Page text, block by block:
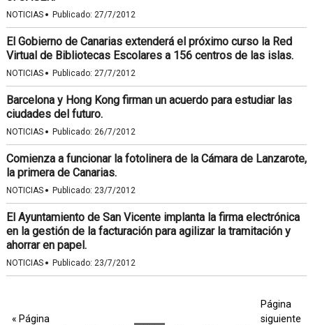
NOTICIAS · Publicado: 27/7/2012
El Gobierno de Canarias extenderá el próximo curso la Red
Virtual de Bibliotecas Escolares a 156 centros de las islas.
NOTICIAS · Publicado: 27/7/2012
Barcelona y Hong Kong firman un acuerdo para estudiar las
ciudades del futuro.
NOTICIAS · Publicado: 26/7/2012
Comienza a funcionar la fotolinera de la Cámara de Lanzarote,
la primera de Canarias.
NOTICIAS · Publicado: 23/7/2012
El Ayuntamiento de San Vicente implanta la firma electrónica
en la gestión de la facturación para agilizar la tramitación y
ahorrar en papel.
NOTICIAS · Publicado: 23/7/2012
« Página
Página
siguiente